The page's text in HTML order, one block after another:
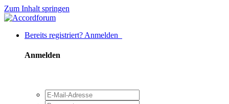
Zum Inhalt springen
Bereits registriert? Anmelden
Anmelden